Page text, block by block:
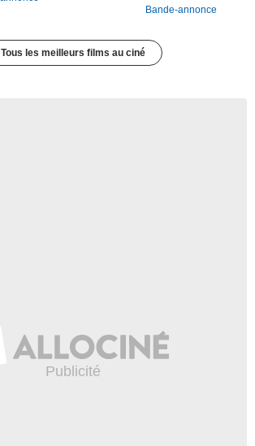
Bande-annonce
Tous les meilleurs films au ciné